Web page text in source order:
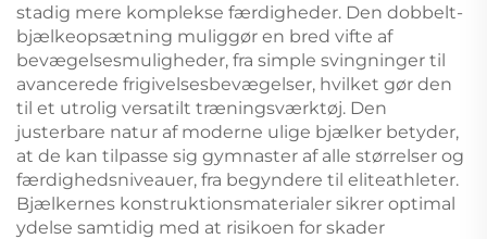
stadig mere komplekse færdigheder. Den dobbelt-
bjælkeopsætning muliggør en bred vifte af
bevægelsesmuligheder, fra simple svingninger til
avancerede frigivelsesbevægelser, hvilket gør den
til et utrolig versatilt træningsværktøj. Den
justerbare natur af moderne ulige bjælker betyder,
at de kan tilpasse sig gymnaster af alle størrelser og
færdighedsniveauer, fra begyndere til eliteathleter.
Bjælkernes konstruktionsmaterialer sikrer optimal
ydelse samtidig med at risikoen for skader